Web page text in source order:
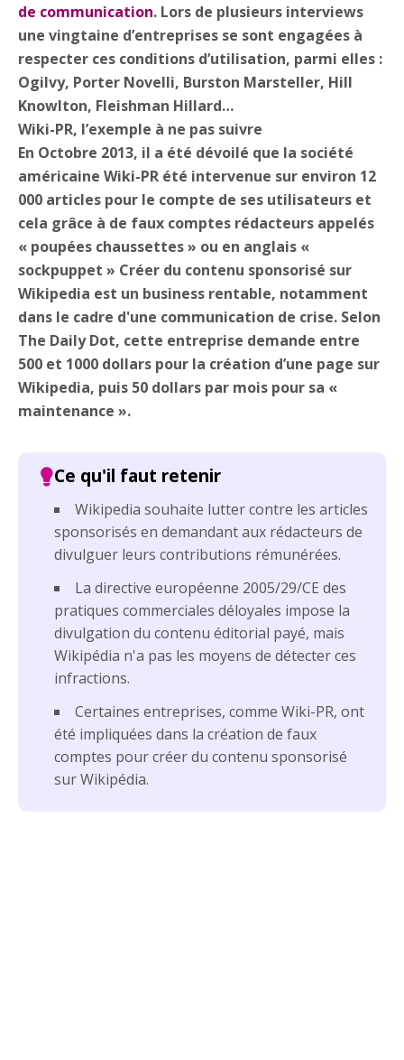
de communication. Lors de plusieurs interviews
une vingtaine d’entreprises se sont engagées à
respecter ces conditions d’utilisation, parmi elles :
Ogilvy, Porter Novelli, Burston Marsteller, Hill
Knowlton, Fleishman Hillard…
Wiki-PR, l’exemple à ne pas suivre
En Octobre 2013, il a été dévoilé que la société
américaine Wiki-PR été intervenue sur environ 12
000 articles pour le compte de ses utilisateurs et
cela grâce à de faux comptes rédacteurs appelés
« poupées chaussettes » ou en anglais «
sockpuppet » Créer du contenu sponsorisé sur
Wikipedia est un business rentable, notamment
dans le cadre d'une communication de crise. Selon
The Daily Dot, cette entreprise demande entre
500 et 1000 dollars pour la création d’une page sur
Wikipedia, puis 50 dollars par mois pour sa «
maintenance ».
Wikipedia souhaite lutter contre les articles
sponsorisés en demandant aux rédacteurs de
divulguer leurs contributions rémunérées.
La directive européenne 2005/29/CE des
pratiques commerciales déloyales impose la
divulgation du contenu éditorial payé, mais
Wikipédia n'a pas les moyens de détecter ces
infractions.
Certaines entreprises, comme Wiki-PR, ont
été impliquées dans la création de faux
comptes pour créer du contenu sponsorisé
sur Wikipédia.